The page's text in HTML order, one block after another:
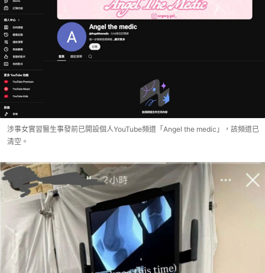
涉事女實習醫生事發前已開設個人YouTube頻道「Angel the medic」，該頻道已
清空。